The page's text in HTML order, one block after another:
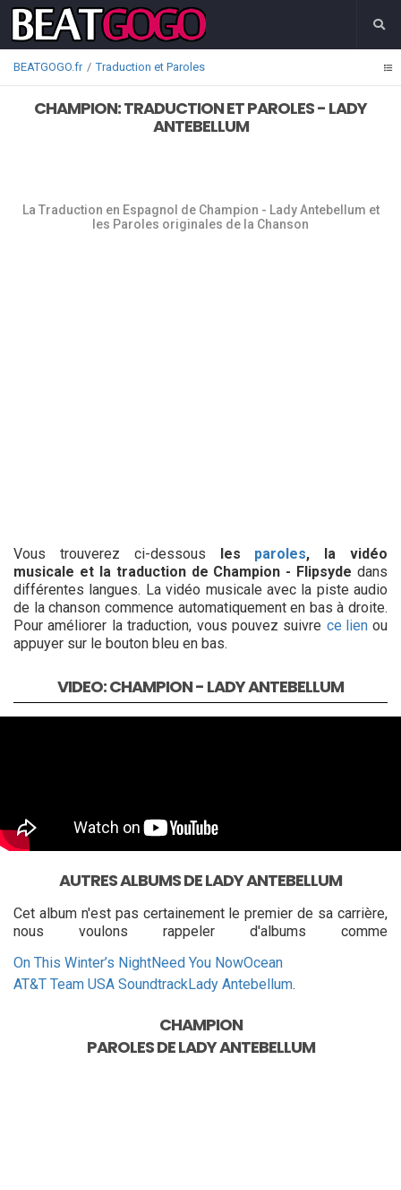
BEATGOGO.fr Traduction et Paroles
CHAMPION: TRADUCTION ET PAROLES - LADY
ANTEBELLUM
La Traduction en Espagnol de Champion - Lady Antebellum et
les Paroles originales de la Chanson
Vous trouverez ci-dessous les paroles, la vidéo
musicale et la traduction de Champion - Flipsyde dans
différentes langues. La vidéo musicale avec la piste audio
de la chanson commence automatiquement en bas à droite.
Pour améliorer la traduction, vous pouvez suivre ce lienou
appuyer sur le bouton bleu en bas.
VIDEO: CHAMPION - LADY ANTEBELLUM
AUTRES ALBUMS DE LADY ANTEBELLUM
Cet album n'est pas certainement le premier de sa carrière,
nous voulons rappeler d'albums comme
On This Winter’s NightNeed You NowOcean
AT&T Team USA SoundtrackLady Antebellum.
CHAMPION
PAROLES DELADY ANTEBELLUM